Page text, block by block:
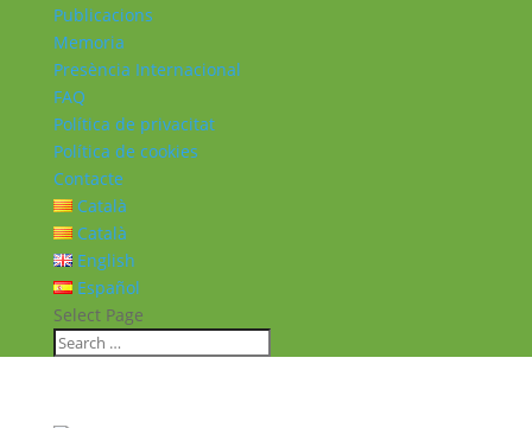
Publicacions
Memoria
Presència Internacional
FAQ
Política de privacitat
Política de cookies
Contacte
Català
Català
English
Español
Select Page